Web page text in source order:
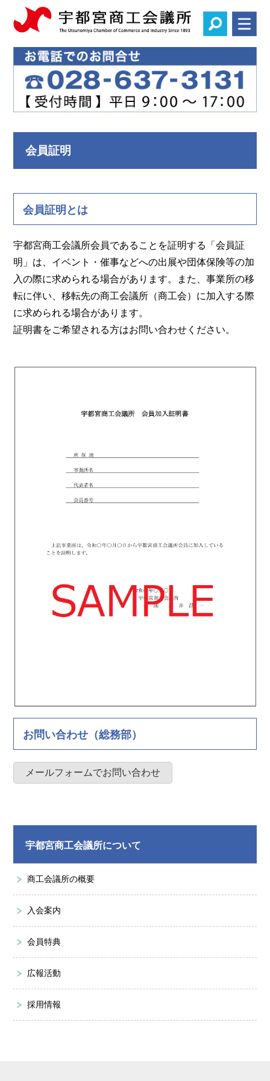
会員証明
会員証明とは
宇都宮商工会議所会員であることを証明する「会員証
明」は、イベント・催事などへの出展や団体保険等の加
入の際に求められる場合があります。また、事業所の移
転に伴い、移転先の商工会議所（商工会）に加入する際
に求められる場合があります。
証明書をご希望される方はお問い合わせください。
お問い合わせ（総務部）
メールフォームでお問い合わせ
宇都宮商工会議所について
商工会議所の概要
入会案内
会員特典
広報活動
採用情報